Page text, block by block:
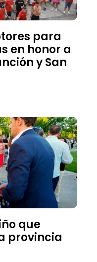
para
en honor a
y San
que
provincia